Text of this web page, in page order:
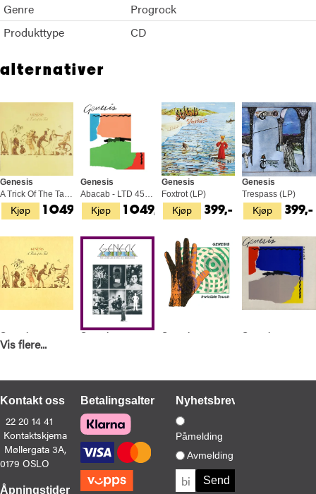
Genre
Progrock
Produkttype
CD
alternativer
Kjøp
Genesis
1 049,- Kjøp
Genesis
1 049,- Kjøp
Genesis
Foxtrot (LP)
399,- Kjøp
Genesis
Trespass (LP)
399,-
Genesis
Genesis
(Slippes 28.08.2026)
Genesis
Genesis
Genesis
Genesis
Live (CD)
Genesis
The Lamb Lies Down On Broadway (2LP)
Vis flere...
Kontakt oss
22 20 14 41
Kontaktskjema
Møllergata 3A,
0179 OSLO
Åpningstider
BetalingsalternativerNyhetsbrev
Påmelding
Avmelding